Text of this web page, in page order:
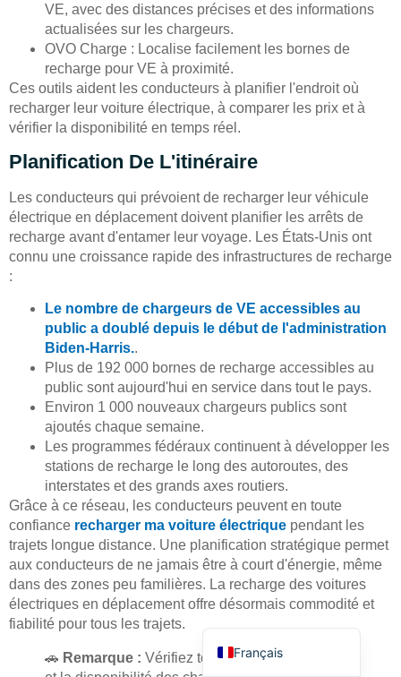
VE, avec des distances précises et des informations
actualisées sur les chargeurs.
OVO Charge : Localise facilement les bornes de
recharge pour VE à proximité.
Ces outils aident les conducteurs à planifier l'endroit où
recharger leur voiture électrique, à comparer les prix et à
vérifier la disponibilité en temps réel.
Planification De L'itinéraire
Les conducteurs qui prévoient de recharger leur véhicule
électrique en déplacement doivent planifier les arrêts de
recharge avant d'entamer leur voyage. Les États-Unis ont
connu une croissance rapide des infrastructures de recharge
:
Le nombre de chargeurs de VE accessibles au
public a doublé depuis le début de l'administration
Biden-Harris..
Plus de 192 000 bornes de recharge accessibles au
public sont aujourd'hui en service dans tout le pays.
Environ 1 000 nouveaux chargeurs publics sont
ajoutés chaque semaine.
Les programmes fédéraux continuent à développer les
stations de recharge le long des autoroutes, des
interstates et des grands axes routiers.
Grâce à ce réseau, les conducteurs peuvent en toute
confiance recharger ma voiture électrique pendant les
trajets longue distance. Une planification stratégique permet
aux conducteurs de ne jamais être à court d'énergie, même
dans des zones peu familières. La recharge des voitures
électriques en déplacement offre désormais commodité et
fiabilité pour tous les trajets.
🚗 Remarque : Vérifiez toujours la compatibilité
Français
Español
Português
Русский
العربية
Türkçe
Bahasa Indonesia
Deutsch